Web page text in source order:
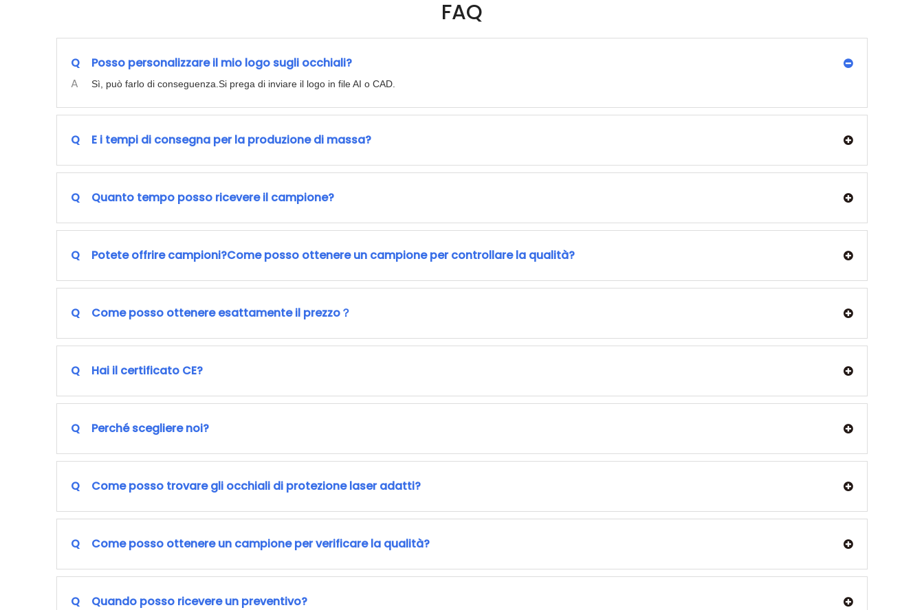
FAQ
Q
Posso personalizzare il mio logo sugli occhiali?
A
Sì, può farlo di conseguenza.Si prega di inviare il logo in file AI o CAD.
Q E i tempi di consegna per la produzione di massa?
Q Quanto tempo posso ricevere il campione?
Q Potete offrire campioni?Come posso ottenere un campione per controllare la qualità?
Q Come posso ottenere esattamente il prezzo？
Q Hai il certificato CE?
Q Perché scegliere noi?
Q Come posso trovare gli occhiali di protezione laser adatti?
Q Come posso ottenere un campione per verificare la qualità?
Q Quando posso ricevere un preventivo?